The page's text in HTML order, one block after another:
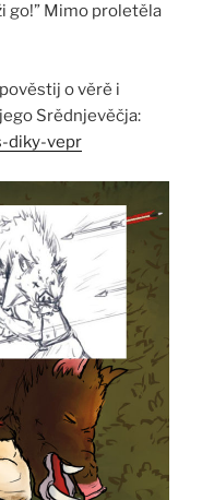
go!” Mimo proletěla
o věrě i
Srědnjevěčja:
diky-vepr